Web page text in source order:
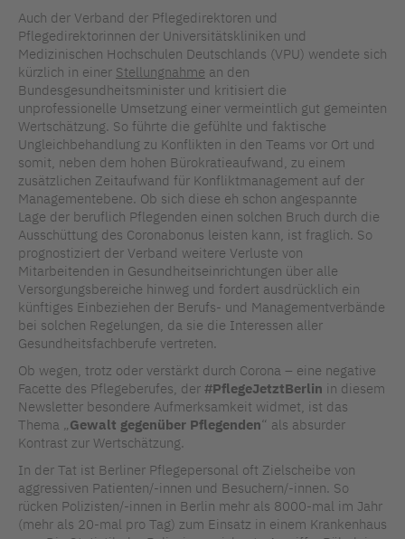
Auch der Verband der Pflegedirektoren und
Pflegedirektorinnen der Universitätskliniken und
Medizinischen Hochschulen Deutschlands (VPU) wendete sich
kürzlich in einer Stellungnahme an den
Bundesgesundheitsminister und kritisiert die
unprofessionelle Umsetzung einer vermeintlich gut gemeinten
Wertschätzung. So führte die gefühlte und faktische
Ungleichbehandlung zu Konflikten in den Teams vor Ort und
somit, neben dem hohen Bürokratieaufwand, zu einem
zusätzlichen Zeitaufwand für Konfliktmanagement auf der
Managementebene. Ob sich diese eh schon angespannte
Lage der beruflich Pflegenden einen solchen Bruch durch die
Ausschüttung des Coronabonus leisten kann, ist fraglich. So
prognostiziert der Verband weitere Verluste von
Mitarbeitenden in Gesundheitseinrichtungen über alle
Versorgungsbereiche hinweg und fordert ausdrücklich ein
künftiges Einbeziehen der Berufs- und Managementverbände
bei solchen Regelungen, da sie die Interessen aller
Gesundheitsfachberufe vertreten.
Ob wegen, trotz oder verstärkt durch Corona – eine negative
Facette des Pflegeberufes, der #PflegeJetztBerlin in diesem
Newsletter besondere Aufmerksamkeit widmet, ist das
Thema „Gewalt gegenüber Pflegenden“ als absurder
Kontrast zur Wertschätzung.
In der Tat ist Berliner Pflegepersonal oft Zielscheibe von
aggressiven Patienten/-innen und Besuchern/-innen. So
rücken Polizisten/-innen in Berlin mehr als 8000-mal im Jahr
(mehr als 20-mal pro Tag) zum Einsatz in einem Krankenhaus